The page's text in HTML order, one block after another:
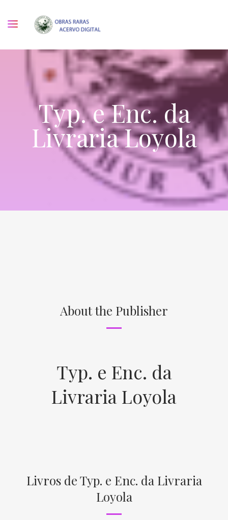
Typ. e Enc. da
Livraria Loyola
About the Publisher
Typ. e Enc. da
Livraria Loyola
Livros de Typ. e Enc. da Livraria
Loyola